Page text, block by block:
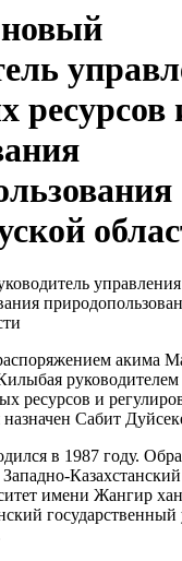
ресурсов
акима
руководителем
ресурсов и
Сабит
в 1987 году.
имени Жангир
государственный